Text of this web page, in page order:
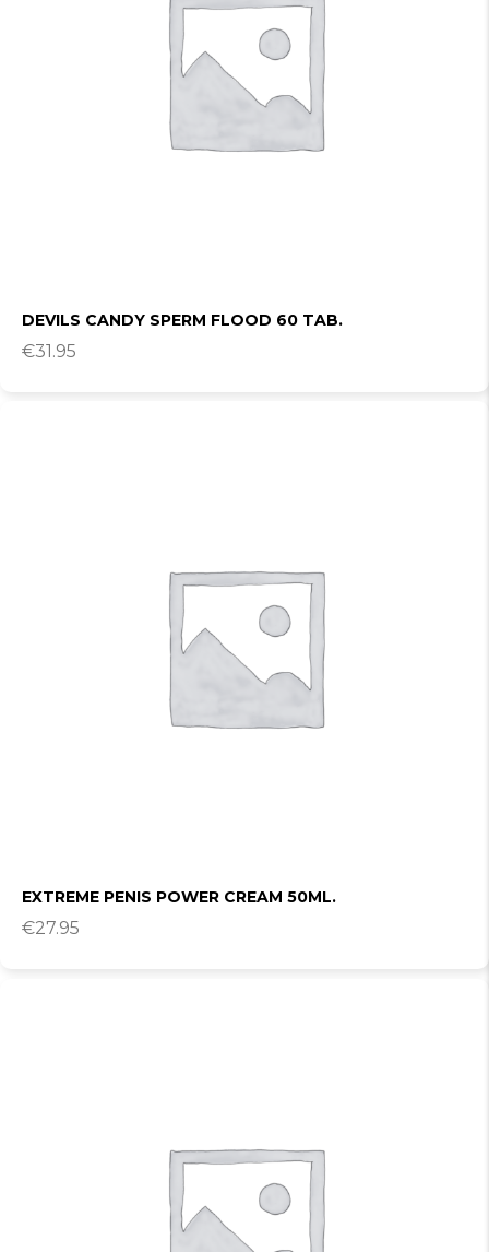
DEVILS CANDY SPERM FLOOD 60 TAB.
€31.95
EXTREME PENIS POWER CREAM 50ML.
€27.95